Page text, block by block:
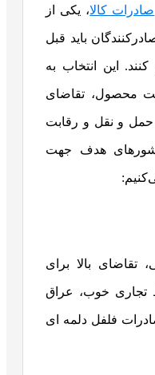
صادرات کالا، یکی از
باید قبل
این انتخاب به
محصول، تقاضای
حمل و نقل و رقابت
هدف جهت
تقاضای بالا برای
تجاری خوب، عراق
فلفل دلمه ای